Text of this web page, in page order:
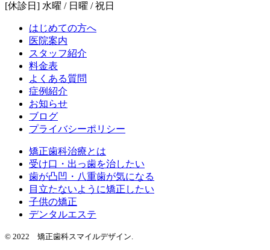
[休診日] 水曜 / 日曜 / 祝日
はじめての方へ
医院案内
スタッフ紹介
料金表
よくある質問
症例紹介
お知らせ
ブログ
プライバシーポリシー
矯正歯科治療とは
受け口・出っ歯を治したい
歯が凸凹・八重歯が気になる
目立たないように矯正したい
子供の矯正
デンタルエステ
© 2022 矯正歯科スマイルデザイン.